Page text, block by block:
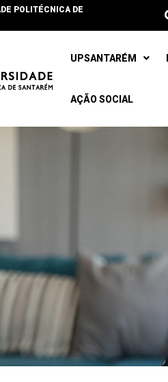
POLITÉCNICA DE
UPSANTARÉM
AÇÃO SOCIAL